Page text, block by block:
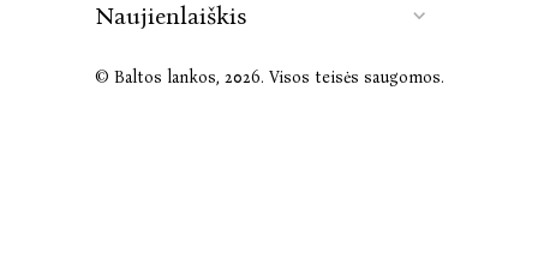
Naujienlaiškis
© Baltos lankos, 2026. Visos teisės saugomos.